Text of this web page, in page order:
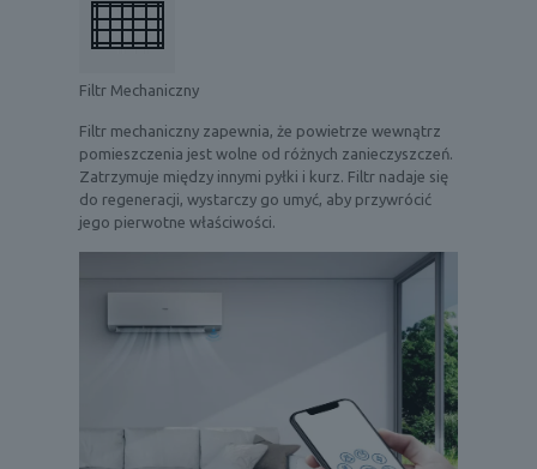
Filtr Mechaniczny
Filtr mechaniczny zapewnia, że powietrze wewnątrz
pomieszczenia jest wolne od różnych zanieczyszczeń.
Zatrzymuje między innymi pyłki i kurz. Filtr nadaje się
do regeneracji, wystarczy go umyć, aby przywrócić
jego pierwotne właściwości.